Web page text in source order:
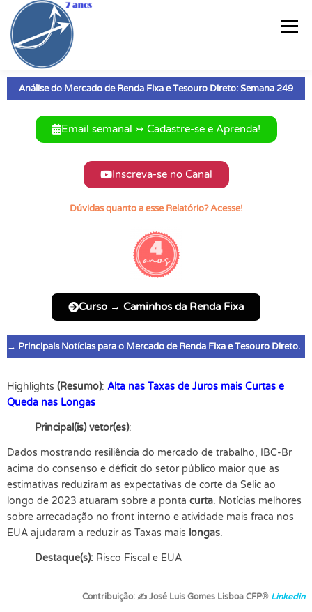
Menu
Análise do Mercado de Renda Fixa e Tesouro Direto: Semana 249
Email semanal ↣ Cadastre-se e Aprenda!
Inscreva-se no Canal
Dúvidas quanto a esse Relatório? Acesse!
Curso → Caminhos da Renda Fixa
→ Principais Notícias para o Mercado de Renda Fixa e Tesouro Direto.
Highlights (Resumo): Alta nas Taxas de Juros mais Curtas e
Queda nas Longas
Principal(is) vetor(es):
Dados mostrando resiliência do mercado de trabalho, IBC-Br
acima do consenso e déficit do setor público maior que as
estimativas reduziram as expectativas de corte da Selic ao
longo de 2023 atuaram sobre a ponta curta. Notícias melhores
sobre arrecadação no front interno e atividade mais fraca nos
EUA ajudaram a reduzir as Taxas mais longas.
Destaque(s): Risco Fiscal e EUA
Contribuição: ✍ José Luis Gomes Lisboa CFP® Linkedin